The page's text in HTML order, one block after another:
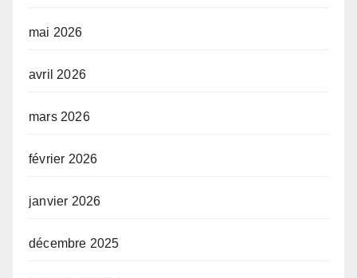
mai 2026
avril 2026
mars 2026
février 2026
janvier 2026
décembre 2025